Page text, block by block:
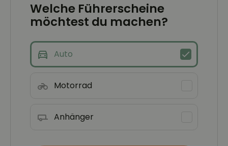
Welche Führerscheine
möchtest du machen?
Auto
Motorrad
Anhänger